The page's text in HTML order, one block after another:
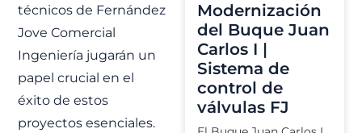
técnicos de Fernández
Jove Comercial
Ingeniería jugarán un
papel crucial en el
éxito de estos
proyectos esenciales.
Modernización
del Buque Juan
Carlos I |
Sistema de
control de
válvulas FJ